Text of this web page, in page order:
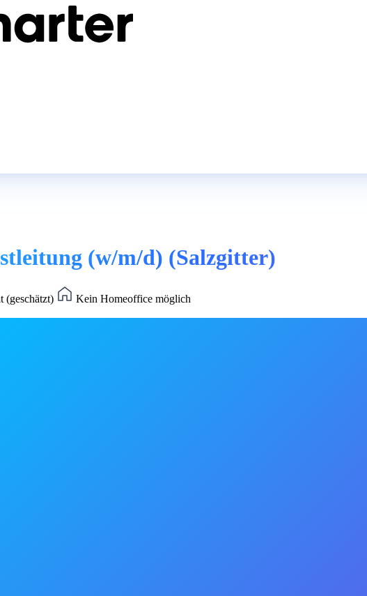
(w/m/d) (Salzgitter)
(geschätzt)
Kein Homeoffice möglich